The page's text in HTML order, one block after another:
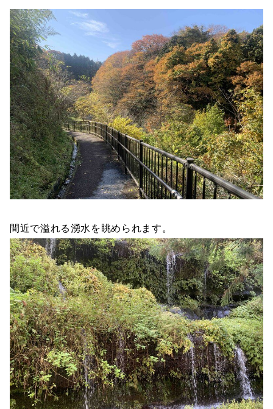
間近で溢れる湧水を眺められます。